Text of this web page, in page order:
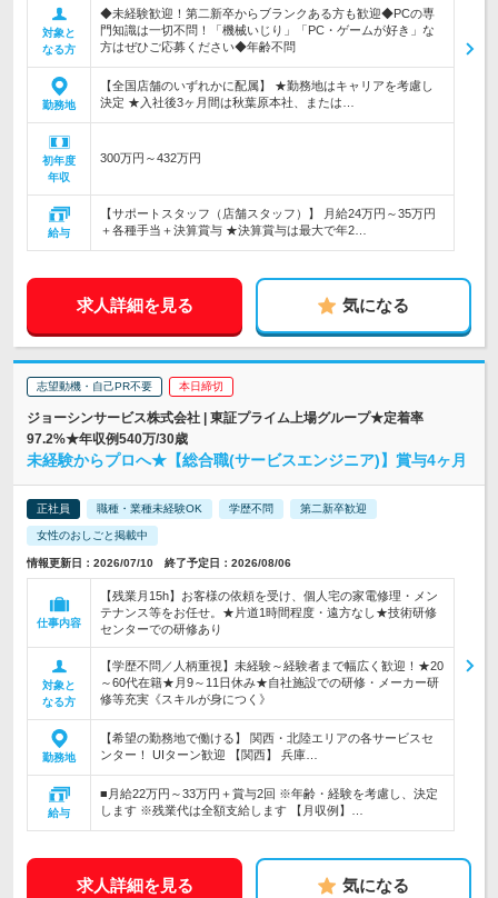
対象と
なる方
◆未経験歓迎！第二新卒からブランクある方も歓迎◆PCの専
門知識は一切不問！「機械いじり」「PC・ゲームが好き」な
方はぜひご応募ください◆年齢不問
勤務地
【全国店舗のいずれかに配属】 ★勤務地はキャリアを考慮し
決定 ★入社後3ヶ月間は秋葉原本社、または…
初年度
年収
300万円～432万円
給与
【サポートスタッフ（店舗スタッフ）】 月給24万円～35万円
＋各種手当＋決算賞与 ★決算賞与は最大で年2…
求人詳細を見る 気になる
志望動機・自己PR不要 本日締切
ジョーシンサービス株式会社 | 東証プライム上場グループ★定着率
97.2%★年収例540万/30歳
未経験からプロへ★【総合職(サービスエンジニア)】賞与4ヶ月
正社員 職種・業種未経験OK 学歴不問 第二新卒歓迎
女性のおしごと掲載中
情報更新日：2026/07/10 終了予定日：2026/08/06
仕事内容
【残業月15h】お客様の依頼を受け、個人宅の家電修理・メン
テナンス等をお任せ。★片道1時間程度・遠方なし★技術研修
センターでの研修あり
対象と
なる方
【学歴不問／人柄重視】未経験～経験者まで幅広く歓迎！★20
～60代在籍★月9～11日休み★自社施設での研修・メーカー研
修等充実《スキルが身につく》
勤務地
【希望の勤務地で働ける】 関西・北陸エリアの各サービスセ
ンター！ UIターン歓迎 【関西】 兵庫…
給与
■月給22万円～33万円＋賞与2回 ※年齢・経験を考慮し、決定
します ※残業代は全額支給します 【月収例】…
求人詳細を見る 気になる